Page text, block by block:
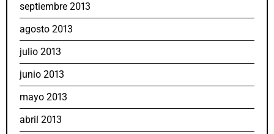
septiembre 2013
agosto 2013
julio 2013
junio 2013
mayo 2013
abril 2013